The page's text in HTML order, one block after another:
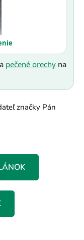
a pečené orechy na
značky Pán